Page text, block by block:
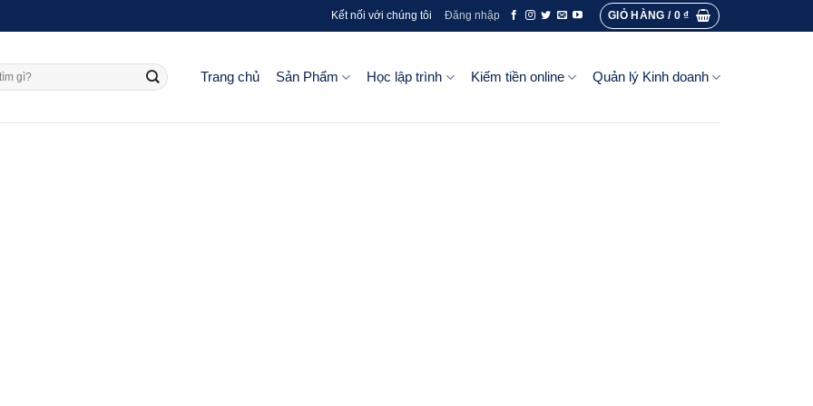
Kết nối với chúng tôi Đăng nhập GIỎ HÀNG / 0₫
Trang chủ Sản Phẩm Học lập trình Kiếm tiền online Quản lý Kinh doanh